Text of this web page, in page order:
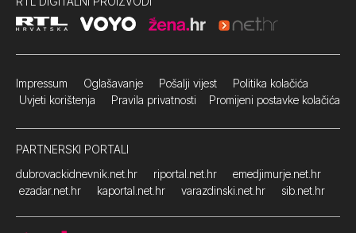
Impressum Oglašavanje Pošalji vijest Politika kolačića
Uvjeti korištenja Pravila privatnosti Promijeni postavke kolačića
PARTNERSKI PORTALI
dubrovackidnevnik.net.hr
riportal.net.hr
emedjimurje.net.hr
ezadar.net.hr
kaportal.net.hr varazdinski.net.hr sib.net.hr